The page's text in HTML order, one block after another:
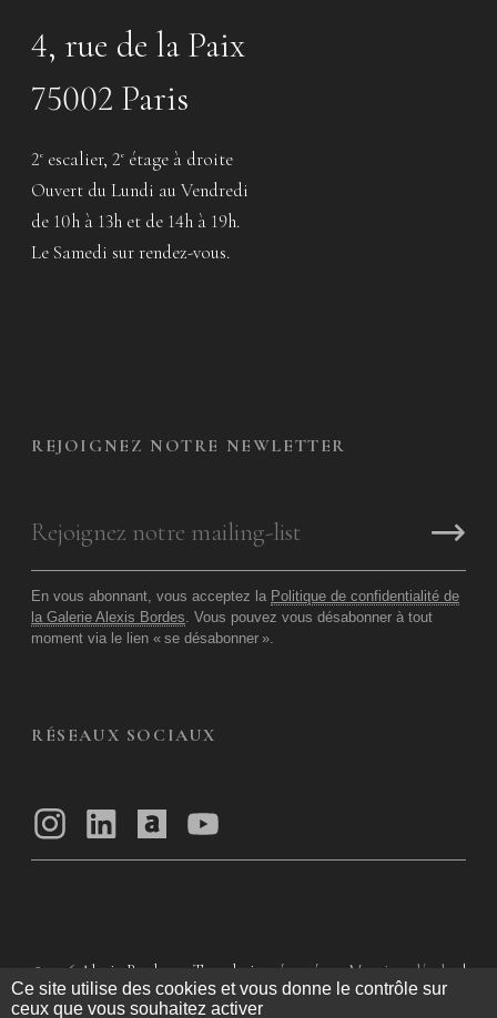
4, rue de la Paix
75002 Paris
2e escalier, 2e étage à droite
Ouvert du Lundi au Vendredi
de 10h à 13h et de 14h à 19h.
Le Samedi sur rendez-vous.
REJOIGNEZ NOTRE NEWLETTER
En vous abonnant, vous acceptez la Politique de confidentialité de
la Galerie Alexis Bordes. Vous pouvez vous désabonner à tout
moment via le lien « se désabonner ».
RÉSEAUX SOCIAUX
© 2026 Alexis Bordes — Tous droits réservés Mentions légales
|
Politique de confidentialité |Conditions Générales d’utilisation
Conditions Générales de Vente
Ce site utilise des cookies et vous donne le contrôle sur
ceux que vous souhaitez activer